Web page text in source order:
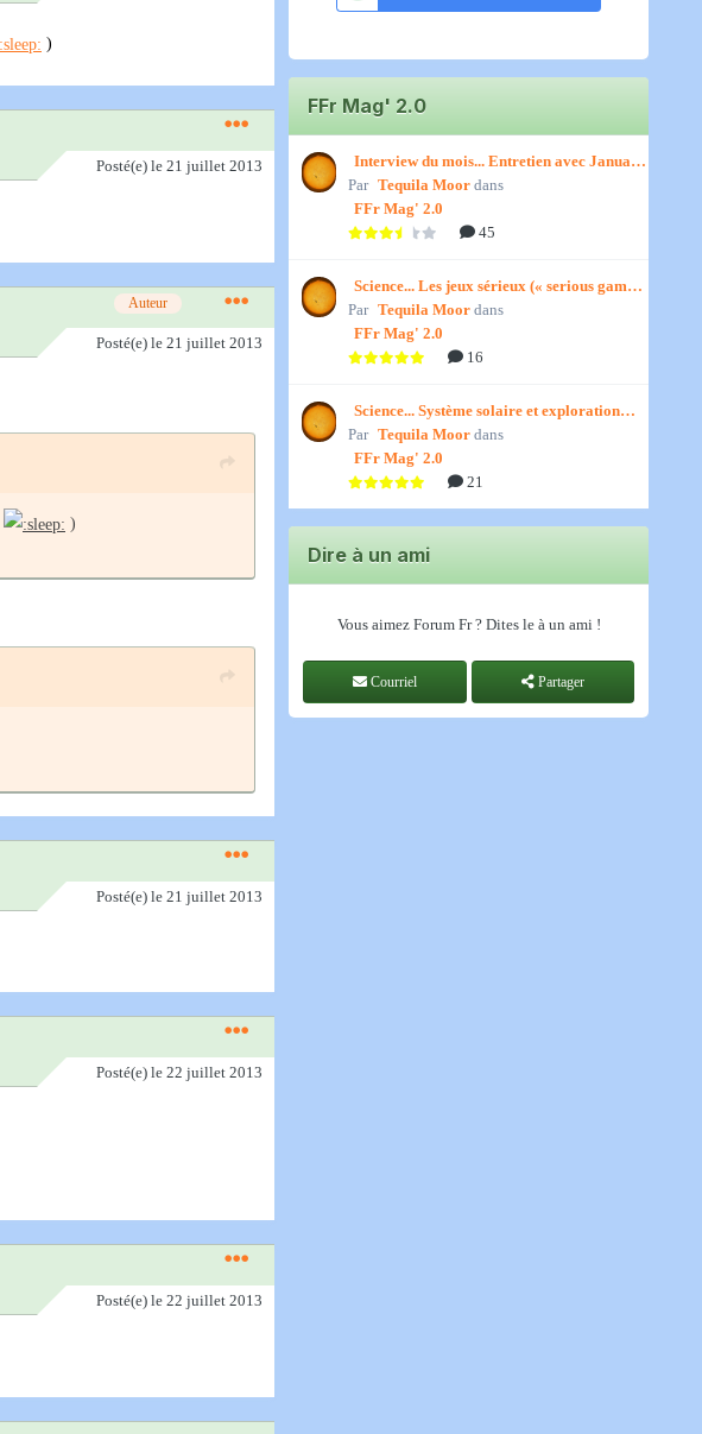
)
Posté(e) le 21 juillet 2013
Auteur
Posté(e) le 21 juillet 2013
)
Posté(e) le 21 juillet 2013
Posté(e) le 22 juillet 2013
Posté(e) le 22 juillet 2013
FFr Mag' 2.0
Interview du mois... Entretien avec January,
par Titenath
Par Tequila Moor dans
FFr Mag' 2.0
45
Science... Les jeux sérieux (« serious games
») par Jedino
Par Tequila Moor dans
FFr Mag' 2.0
16
Science... Système solaire et exploration
spatiale, par Jedino
Par Tequila Moor dans
FFr Mag' 2.0
21
Dire à un ami
Vous aimez Forum Fr ? Dites le à un ami !
Courriel Partager